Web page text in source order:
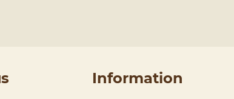
Information